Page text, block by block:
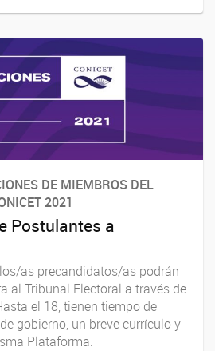
DE MIEMBROS DEL
2021
Postulantes a
as precandidatos/as podrán
al Tribunal Electoral a través de
el 18, tienen tiempo de
gobierno, un breve currículo y
Plataforma.